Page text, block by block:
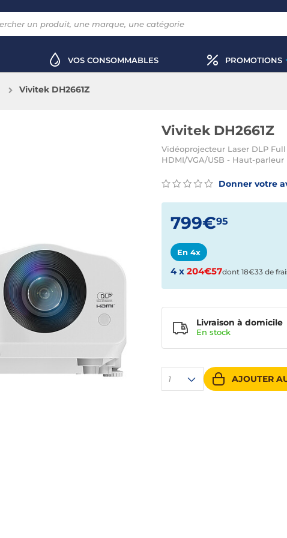
VOS CONSOMMABLES PROMOTIONS
Vivitek DH2661Z
Vivitek DH2661Z
Vidéoprojecteur Laser DLP
HDMI/VGA/USB - Haut-parleur
Donner votre
799€95
En 4x
4 x 204€57dont 18€33 de
1 AJOUTER
Livraison à domicile
En stock